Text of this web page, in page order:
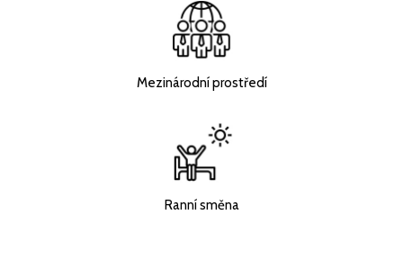
Mezinárodní prostředí
Ranní směna